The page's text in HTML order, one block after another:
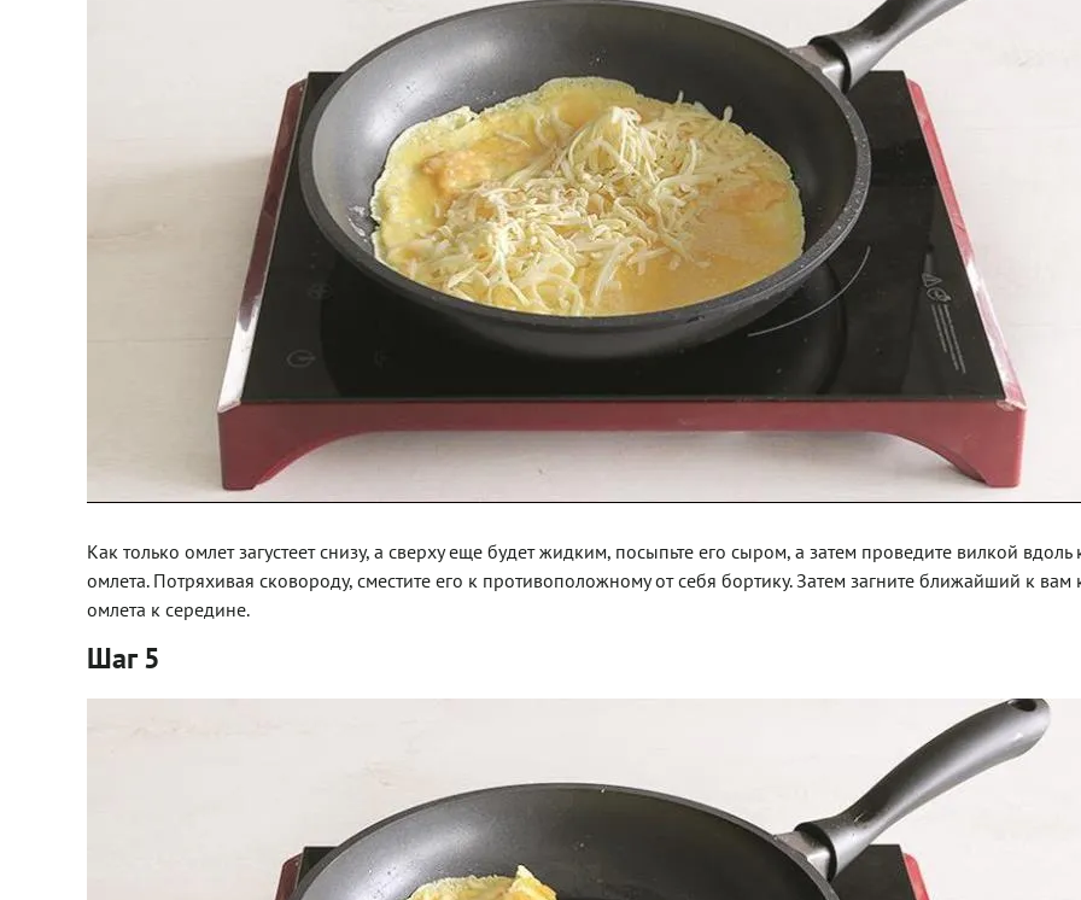
Как только омлет загустеет снизу, а сверху еще будет жидким, посыпьте его сыром, а затем проведите вилкой вдоль
омлета. Потряхивая сковороду, сместите его к противоположному от себя бортику. Затем загните ближайший к вам
омлета к середине.
Шаг 5